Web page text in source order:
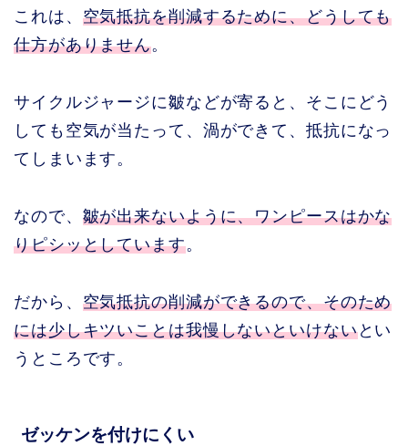
これは、 空気抵抗を削減するために、どうしても
仕方がありません。
サイクルジャージに皺などが寄ると、そこにどう
しても空気が当たって、渦ができて、抵抗になっ
てしまいます。
なので、 皺が出来ないように、ワンピースはかな
りピシッとしています。
だから、 空気抵抗の削減ができるので、そのため
には少しキツいことは我慢しないといけないとい
うところです。
ゼッケンを付けにくい